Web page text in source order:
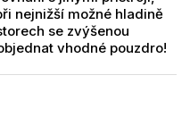
nejnižší možné hladině
se zvýšenou
vhodné pouzdro!